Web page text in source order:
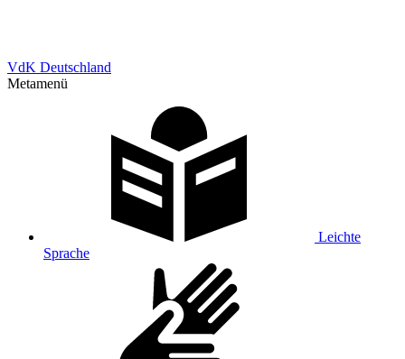
VdK Deutschland
Metamenü
Leichte
Sprache